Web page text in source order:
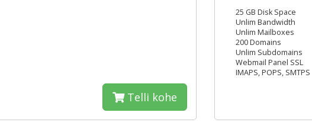
Telli kohe
25 GB Disk Space
Unlim Bandwidth
Unlim Mailboxes
200 Domains
Unlim Subdomains
Webmail Panel SSL
IMAPS, POPS, SMTPS